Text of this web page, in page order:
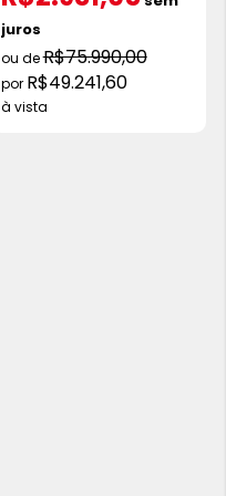
R$75.990,00
R$49.241,60
à vista
juros